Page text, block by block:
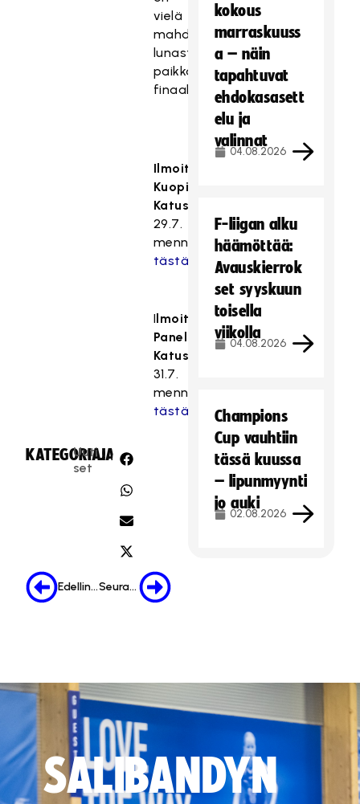
vielä
mahdollisuus
lunastaa
paikka
finaalitaistoihin!
Ilmoittaudu
Kuopion
Katusählyyn
29.7.
mennessä
tästä
Ilmoittaudu
Panelian
Katusählyyn
31.7.
mennessä
tästä
KATEGORIA:
Uuti
set
JAA:
Edellinen Seuraava
kokous
marraskuuss
a – näin
tapahtuvat
ehdokasasett
elu ja
valinnat
04.08.2026
F-liigan alku
häämöttää:
Avauskierrok
set syyskuun
toisella
viikolla
04.08.2026
Champions
Cup vauhtiin
tässä kuussa
– lipunmyynti
jo auki
02.08.2026
SALIBANDYN